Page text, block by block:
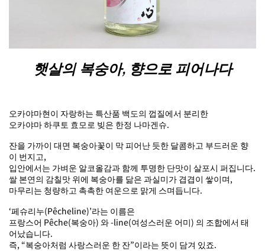
햇살의 복숭아, 향으로 피어나다
오카야마현이 자랑하는 특산품 백도의 껍질에서 분리한
오카야마 하쿠토 효모로 빚은 한정 나마겐슈.
잔을 가까이 대면 복숭아꽃이 막 피어난 듯한 달콤하고 부드러운 향
이 번지고,
입안에서는 가벼운 알코올감과 함께 투명한 단맛이 살포시 퍼집니다.
쌀 본연의 감칠맛 위에 복숭아를 닮은 과실미가 겹겹이 쌓이며,
마무리는 청량하고 촉촉한 여운으로 맑게 스며듭니다.
‘페슈리누(Pêcheline)’라는 이름은
프랑스어 Pêche(복숭아) 와 -line(여성스러운 어미) 의 조합에서 태
어났습니다.
즉, “복숭아처럼 사랑스러운 한 잔”이라는 뜻이 담겨 있죠.